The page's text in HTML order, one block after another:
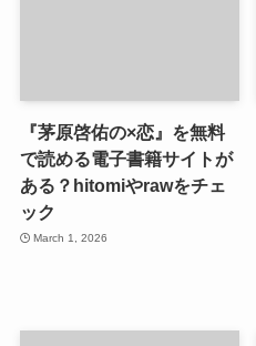
『茅原啓佑の×恋』を無料
で読める電子書籍サイトが
ある？hitomiやrawをチェ
ック
March 1, 2026